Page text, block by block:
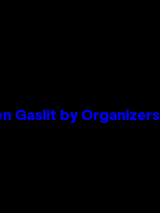
Gaslit by Organizers